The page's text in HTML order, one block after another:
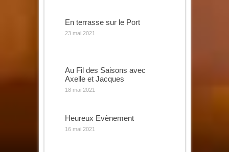
En terrasse sur le Port
23 mai 2021
Au Fil des Saisons avec
Axelle et Jacques
18 mai 2021
Heureux Evènement
16 mai 2021